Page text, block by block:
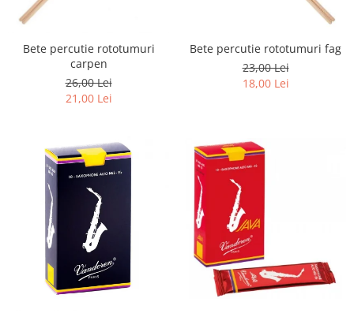
Alte accesorii
Doze
Microfoane sax
Piese de schimb
Ancii clarinet
Mustiuc clarinet
Stativ clarinet
Bratara clarinet
Doza clarinet
Plasturi clarinet
Eufoniu & Bariton
Accesorii flaut
Set Flaut
Fligorn / FlugelHorn
Muzicuta
Mandolina Electro-Acustica
Sisteme wireless intrumente cu
Corzi
Curele
Ukulele
Mixer Analog
Mixere amplificate
Set mixer amplificat
Stativ microfon
Bete percutie rototumuri
carpen
26,00 Lei
21,00 Lei
Bete percutie rototumuri fag
23,00 Lei
18,00 Lei